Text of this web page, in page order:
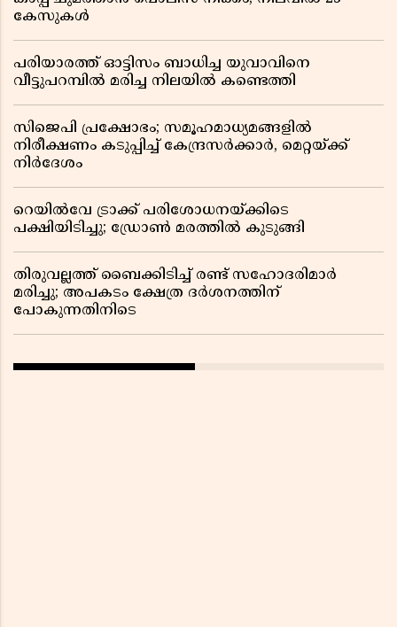
കേസുകൾ
പരിയാരത്ത് ഓട്ടിസം ബാധിച്ച യുവാവിനെ
വീട്ടുപറമ്പിൽ മരിച്ച നിലയിൽ കണ്ടെത്തി
സിജെപി പ്രക്ഷോഭം; സമൂഹമാധ്യമങ്ങളിൽ
നിരീക്ഷണം കടുപ്പിച്ച് കേന്ദ്രസർക്കാർ, മെറ്റയ്ക്ക്
നിർദേശം
റെയിൽവേ ട്രാക്ക് പരിശോധനയ്ക്കിടെ
പക്ഷിയിടിച്ചു; ഡ്രോൺ മരത്തിൽ കുടുങ്ങി
തിരുവല്ലത്ത് ബൈക്കിടിച്ച് രണ്ട് സഹോദരിമാർ
മരിച്ചു; അപകടം ക്ഷേത്ര ദർശനത്തിന്
പോകുന്നതിനിടെ